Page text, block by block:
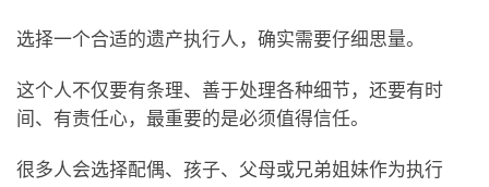
选择一个合适的遗产执行人，确实需要仔细思量。
这个人不仅要有条理、善于处理各种细节，还要有时
间、有责任心，最重要的是必须值得信任。
很多人会选择配偶、孩子、父母或兄弟姐妹作为执行